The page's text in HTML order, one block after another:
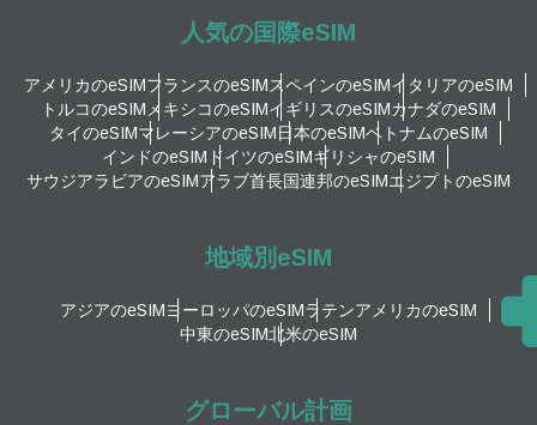
人気の国際eSIM
アメリカのeSIMフランスのeSIMスペインのeSIMイタリアのeSIM
トルコのeSIM メキシコのeSIMイギリスのeSIMカナダのeSIM
タイのeSIMマレーシアのeSIM日本のeSIMベトナムのeSIM
インドのeSIM ドイツのeSIMギリシャのeSIM
サウジアラビアのeSIMアラブ首長国連邦のeSIMエジプトのeSIM
地域別eSIM
アジアのeSIMヨーロッパのeSIMラテンアメリカのeSIM
中東のeSIM北米のeSIM
グローバル計画